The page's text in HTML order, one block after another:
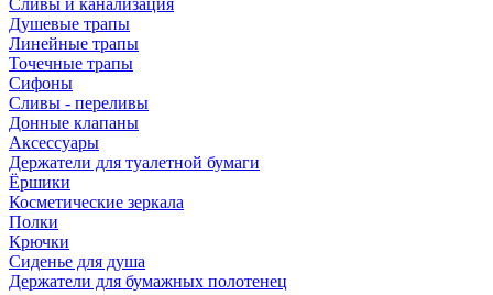
Сливы и канализация
Душевые трапы
Линейные трапы
Точечные трапы
Сифоны
Сливы - переливы
Донные клапаны
Аксессуары
Держатели для туалетной бумаги
Ёршики
Косметические зеркала
Полки
Крючки
Сиденье для душа
Держатели для бумажных полотенец